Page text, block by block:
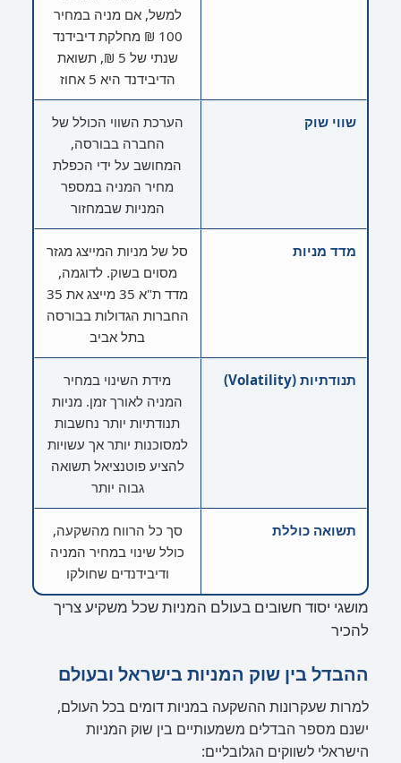
למשל, אם מניה במחיר
100 ₪ מחלקת דיבידנד
שנתי של 5 ₪, תשואת
הדיבידנד היא 5 אחוז
שווי שוק
הערכת השווי הכולל של
החברה בבורסה,
המחושב על ידי הכפלת
מחיר המניה במספר
המניות שבמחזור
מדד מניות
סל של מניות המייצג מגזר
מסוים בשוק. לדוגמה,
מדד ת"א 35 מייצג את 35
החברות הגדולות בבורסה
בתל אביב
תנודתיות (Volatility)
מידת השינוי במחיר
המניה לאורך זמן. מניות
תנודתיות יותר נחשבות
למסוכנות יותר אך עשויות
להציע פוטנציאל תשואה
גבוה יותר
תשואה כוללת
סך כל הרווח מהשקעה,
כולל שינוי במחיר המניה
ודיבידנדים שחולקו
מושגי יסוד חשובים בעולם המניות שכל משקיע צריך
להכיר
ההבדל בין שוק המניות בישראל ובעולם
למרות שעקרונות ההשקעה במניות דומים בכל העולם,
ישנם מספר הבדלים משמעותיים בין שוק המניות
הישראלי לשווקים הגלובליים: